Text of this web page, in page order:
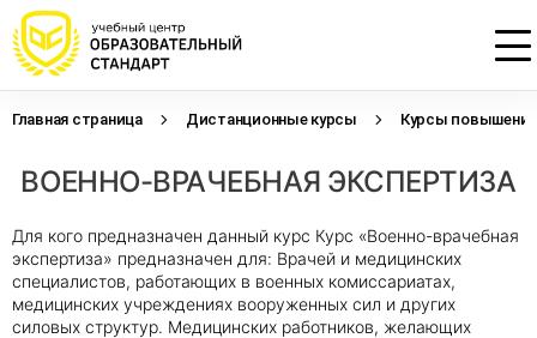
Главная страница Дистанционные курсы Курсы повышения
ВОЕННО-ВРАЧЕБНАЯ ЭКСПЕРТИЗА
Для кого предназначен данный курс Курс «Военно-врачебная
экспертиза» предназначен для: Врачей и медицинских
специалистов, работающих в военных комиссариатах,
медицинских учреждениях вооруженных сил и других
силовых структур. Медицинских работников, желающих
Оставьте свои данные, наши специалисты
Оставьте свои данные, наши специалисты
начислением баллов 14 ЗЕТ
Оставьте свои данные, наши специалисты
проконсультируют Вас